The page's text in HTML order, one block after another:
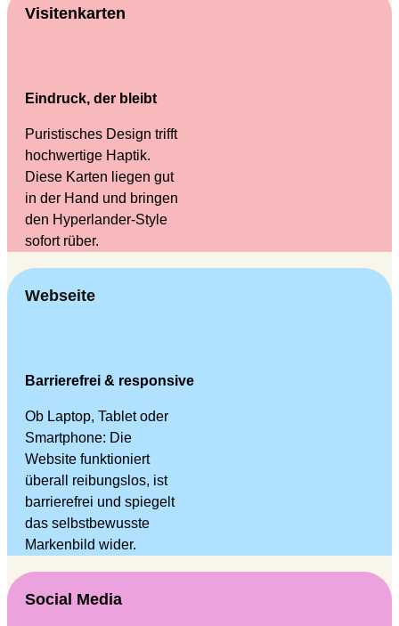
Visitenkarten
Eindruck, der bleibt
Puristisches Design trifft
hochwertige Haptik.
Diese Karten liegen gut
in der Hand und bringen
den Hyperlander-Style
sofort rüber.
Webseite
Barrierefrei & responsive
Ob Laptop, Tablet oder
Smartphone: Die
Website funktioniert
überall reibungslos, ist
barrierefrei und spiegelt
das selbstbewusste
Markenbild wider.
Social Media